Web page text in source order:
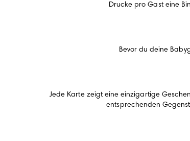
Drucke pro Gast eine
Bevor du deine
Jede Karte zeigt eine einzigartige
entsprechenden